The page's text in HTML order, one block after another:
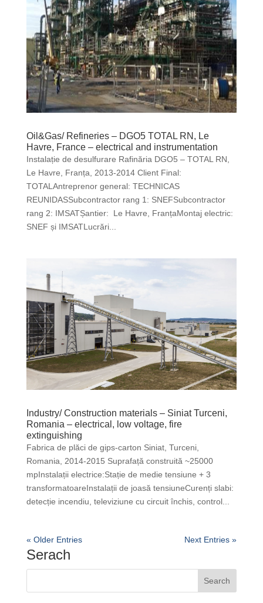
Oil&Gas/ Refineries – DGO5 TOTAL RN, Le
Havre, France – electrical and instrumentation
Instalație de desulfurare Rafinăria DGO5 – TOTAL RN,
Le Havre, Franța, 2013-2014 Client Final:
TOTALAntreprenor general: TECHNICAS
REUNIDASSubcontractor rang 1: SNEFSubcontractor
rang 2: IMSATȘantier: Le Havre, FranțaMontaj electric:
SNEF și IMSATLucrări...
Industry/ Construction materials – Siniat Turceni,
Romania – electrical, low voltage, fire
extinguishing
Fabrica de plăci de gips-carton Siniat, Turceni,
Romania, 2014-2015 Suprafață construită ~25000
mpInstalații electrice:Stație de medie tensiune + 3
transformatoareInstalații de joasă tensiuneCurenți slabi:
detecție incendiu, televiziune cu circuit închis, control...
« Older Entries Next Entries »
Serach